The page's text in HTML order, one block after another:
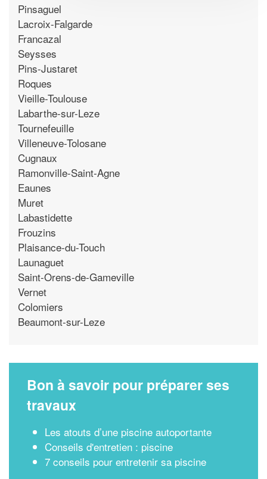
Pinsaguel
Lacroix-Falgarde
Francazal
Seysses
Pins-Justaret
Roques
Vieille-Toulouse
Labarthe-sur-Leze
Tournefeuille
Villeneuve-Tolosane
Cugnaux
Ramonville-Saint-Agne
Eaunes
Muret
Labastidette
Frouzins
Plaisance-du-Touch
Launaguet
Saint-Orens-de-Gameville
Vernet
Colomiers
Beaumont-sur-Leze
Bon à savoir pour préparer ses
travaux
Les atouts d’une piscine autoportante
Conseils d'entretien : piscine
7 conseils pour entretenir sa piscine